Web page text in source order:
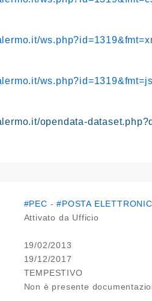
opendata-
#PEC -#POSTA
Attivato da Ufficio
19/02/2013
19/12/2017
TEMPESTIVO
Non è presente